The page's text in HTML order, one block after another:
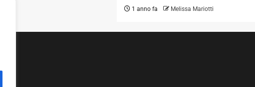
1 anno fa Melissa Mariotti